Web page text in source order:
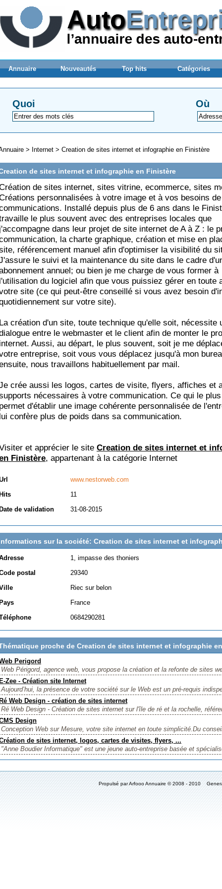
Annuaire Nouveautés Top hits Catégories
Quoi Où
> Internet > Creation de sites internet et infographie en Finistère
de sites internet et infographie en Finistère
de sites internet, sites vitrine, ecommerce, sites
personnalisées à votre image et à vos besoins de
Installé depuis plus de 6 ans dans le
le plus souvent avec des entreprises locales que
dans leur projet de site internet de A à Z : le
la charte graphique, création et mise en
référencement manuel afin d'optimiser la visibilité du
le suivi et la maintenance du site dans le cadre
annuel; ou bien je me charge de vous former à
du logiciel afin que vous puissiez gérer en toute
site (ce qui peut-être conseillé si vous avez besoin
sur votre site).
création d'un site, toute technique qu'elle soit, nécessite
entre le webmaster et le client afin de monter le
Aussi, au départ, le plus souvent, soit je me
entreprise, soit vous vous déplacez jusqu'à mon
nous travaillons habituellement par mail.
crée aussi les logos, cartes de visite, flyers, affiches et
nécessaires à votre communication. Ce qui le
d'établir une image cohérente personnalisée de
confère plus de poids dans sa communication.
et apprécier le site Creation de sites internet et
Finistère, appartenant à la catégorie Internet
www.nestorweb.com
11
de validation
31-08-2015
sur la société: Creation de sites internet et
1, impasse des thoniers
postal
29340
Riec sur belon
France
0684290281
proche de Creation de sites internet et infographie
Perigord
Web Périgord, agence web, vous propose la création et la refonte de sites
Zee - Création site Internet
Aujourd’hui, la présence de votre société sur le Web est un pré-requis
Web Design - création de sites internet
Ré Web Design - Création de sites internet sur l'île de ré et la rochelle,
Design
Conception Web sur Mesure, votre site internet en toute simplicité.Du
de sites internet, logos, cartes de visites, flyers, ...
"Anne Boudier Informatique" est une jeune auto-entreprise basée et
Propulsé par Arfooo Annuaire © 2008 - 2010